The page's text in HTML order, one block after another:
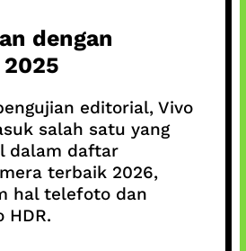
dengan
editorial, Vivo
salah satu yang
dalam daftar
terbaik 2026,
hal telefoto dan
HDR.